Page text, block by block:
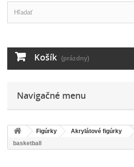
Košík (prázdny)
Navigačné menu
Figúrky Akrylátové figúrky
basketball